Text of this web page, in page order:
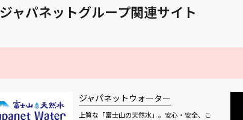
ジャパネットグループ関連サイト
ジャパネットウォーター
上質な「富士山の天然水」。安心・安全、こ